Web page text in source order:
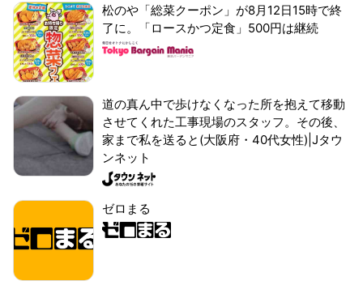
松のや「総菜クーポン」が8月12日15時で終
了に。「ロースかつ定食」500円は継続
道の真ん中で歩けなくなった所を抱えて移動
させてくれた工事現場のスタッフ。その後、
家まで私を送ると(大阪府・40代女性)|Jタウ
ンネット
ゼロまる